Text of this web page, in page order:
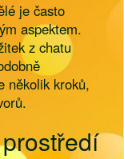
je často
aspektem.
z chatu
několik kroků,